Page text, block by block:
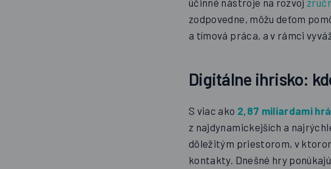
účinné nástroje na rozvoj
zodpovedne, môžu deťom
a tímová práca, a v rámci
Digitálne ihrisko:
S viac ako 2,87 miliardami
z najdynamickejších a
dôležitým priestorom, v
kontakty. Dnešné hry